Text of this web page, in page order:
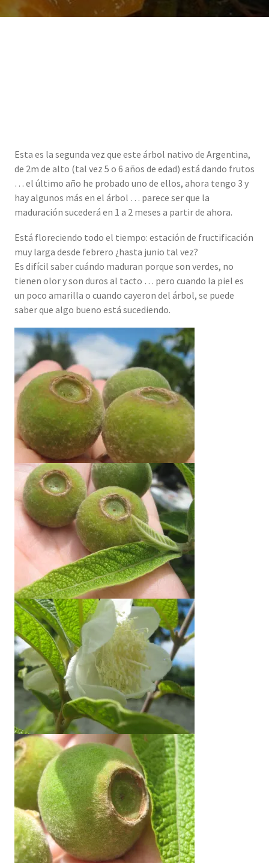
Esta es la segunda vez que este árbol nativo de Argentina,
de 2m de alto (tal vez 5 o 6 años de edad) está dando frutos
… el último año he probado uno de ellos, ahora tengo 3 y
hay algunos más en el árbol … parece ser que la
maduración sucederá en 1 a 2 meses a partir de ahora.
Está floreciendo todo el tiempo: estación de fructificación
muy larga desde febrero ¿hasta junio tal vez?
Es difícil saber cuándo maduran porque son verdes, no
tienen olor y son duros al tacto … pero cuando la piel es
un poco amarilla o cuando cayeron del árbol, se puede
saber que algo bueno está sucediendo.